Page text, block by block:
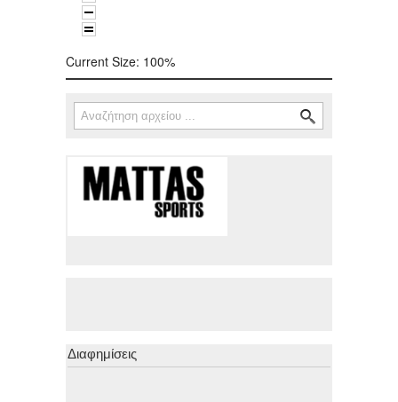
Current Size: 100%
Φόρμα αναζήτησης
Αναζήτηση
Διαφημίσεις